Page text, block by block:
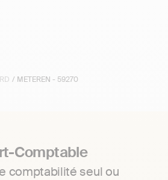
/ METEREN - 59270
Comptable
comptabilité seul ou